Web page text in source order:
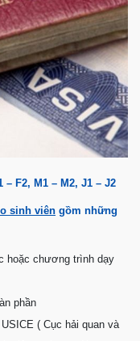
– F2, M1 – M2, J1 – J2
sinh viên gồm những
hoặc chương trình dạy
phần
( Cục hải quan và